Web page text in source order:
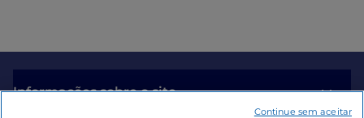
Informações sobre o site
Continue sem aceitar